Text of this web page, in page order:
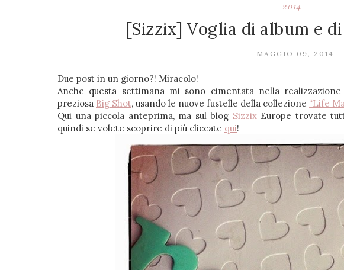
2014
[Sizzix] Voglia di album e
MAGGIO 09, 2014
Due post in un giorno?! Miracolo!
Anche questa settimana mi sono cimentata nella
preziosa Big Shot, usando le nuove fustelle della collezione “Life
Qui una piccola anteprima, ma sul blog SizzixEurope trovate
quindi se volete scoprire di più cliccate qui!